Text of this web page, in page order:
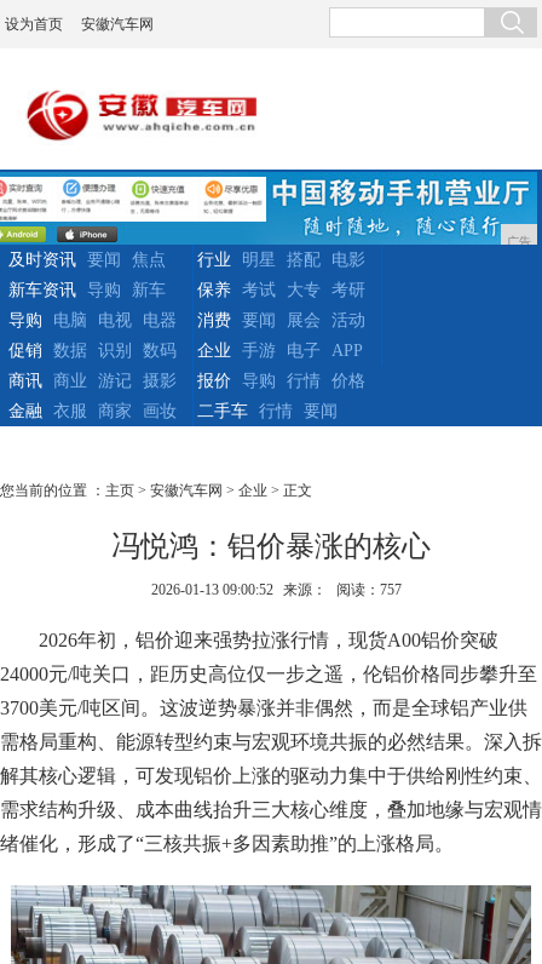
设为首页 安徽汽车网
广告
及时资讯 要闻
焦点
新车资讯
导购 新车
行业 明星 搭配
电影
保养
考试 大专
考研
导购
电脑 电视
电器
促销
数据 识别 数码
消费 要闻 展会
活动
企业
手游 电子
APP
商讯
商业 游记
摄影
金融
衣服 商家 画妆
报价 导购 行情
价格
二手车
行情 要闻
您当前的位置 ： 主页 > 安徽汽车网 > 企业 > 正文
冯悦鸿：铝价暴涨的核心
2026-01-13 09:00:52 来源： 阅读：757
2026年初，铝价迎来强势拉涨行情，现货A00铝价突破
24000元/吨关口，距历史高位仅一步之遥，伦铝价格同步攀升至
3700美元/吨区间。这波逆势暴涨并非偶然，而是全球铝产业供
需格局重构、能源转型约束与宏观环境共振的必然结果。深入拆
解其核心逻辑，可发现铝价上涨的驱动力集中于供给刚性约束、
需求结构升级、成本曲线抬升三大核心维度，叠加地缘与宏观情
绪催化，形成了“三核共振+多因素助推”的上涨格局。